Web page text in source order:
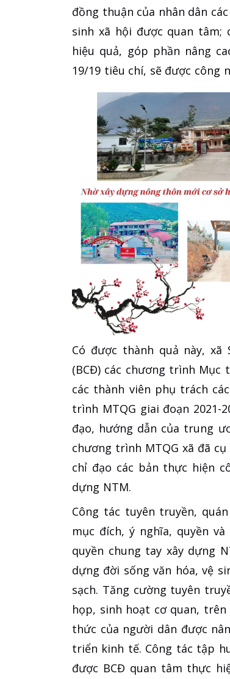
đồng thuận của nhân dân
sinh xã hội được quan
hiệu quả, góp phần nâng
19/19 tiêu chí, sẽ được công
Có được thành quả này,
(BCĐ) các chương trình Mục
các thành viên phụ trách
trình MTQG giai đoạn 2021-
đạo, hướng dẫn của trung
chương trình MTQG xã đã
chỉ đạo các bản thực hiện
dựng NTM.
Công tác tuyên truyền,
mục đích, ý nghĩa, quyền
quyền chung tay xây dựng
dựng đời sống văn hóa, vệ
sạch. Tăng cường tuyên
họp, sinh hoạt cơ quan,
thức của người dân được
triển kinh tế. Công tác tập
được BCĐ quan tâm thực